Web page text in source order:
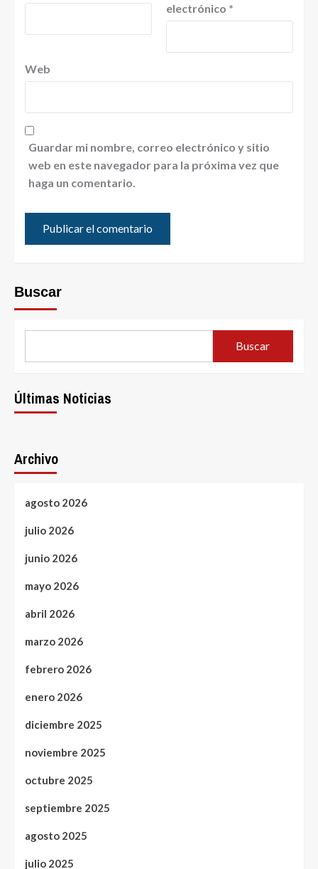
electrónico *
Web
Guardar mi nombre, correo electrónico y sitio
web en este navegador para la próxima vez que
haga un comentario.
Buscar
Buscar
Últimas Noticias
Archivo
agosto 2026
julio 2026
junio 2026
mayo 2026
abril 2026
marzo 2026
febrero 2026
enero 2026
diciembre 2025
noviembre 2025
octubre 2025
septiembre 2025
agosto 2025
julio 2025